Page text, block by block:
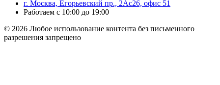
г. Москва, Егорьевский пр., 2Ас26, офис 51
Работаем с 10:00 до 19:00
© 2026 Любое использование контента без письменного
разрешения запрещено